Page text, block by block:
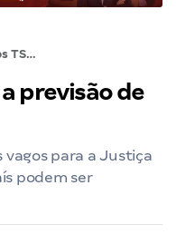
Concursos TSE: veja a previsão de CARGOS VAGOS!
previsão de
vagos para a Justiça
podem ser